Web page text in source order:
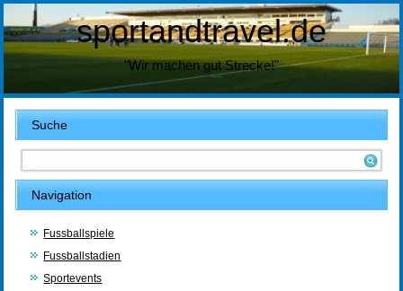
sportandtravel.de
"Wir machen gut Strecke!"
Suche
Navigation
Fussballspiele
Fussballstadien
Sportevents